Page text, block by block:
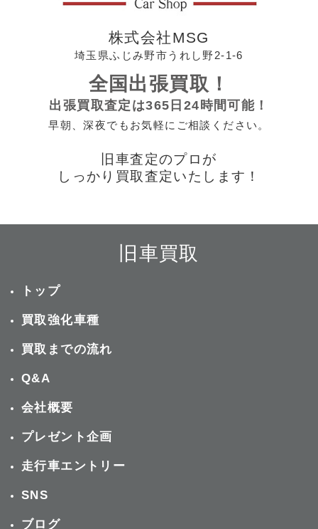
株式会社MSG
埼玉県ふじみ野市うれし野2-1-6
全国出張買取！
出張買取査定は365日24時間可能！
早朝、深夜でもお気軽にご相談ください。
旧車査定のプロが
しっかり買取査定いたします！
旧車買取
トップ
買取強化車種
買取までの流れ
Q&A
会社概要
プレゼント企画
走行車エントリー
SNS
ブログ